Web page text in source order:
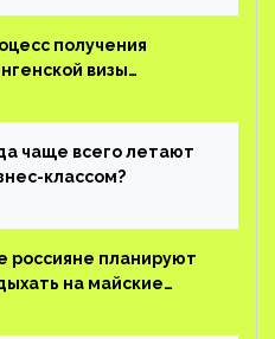
получения
визы
чаще всего летают
классом?
россияне планируют
на майские